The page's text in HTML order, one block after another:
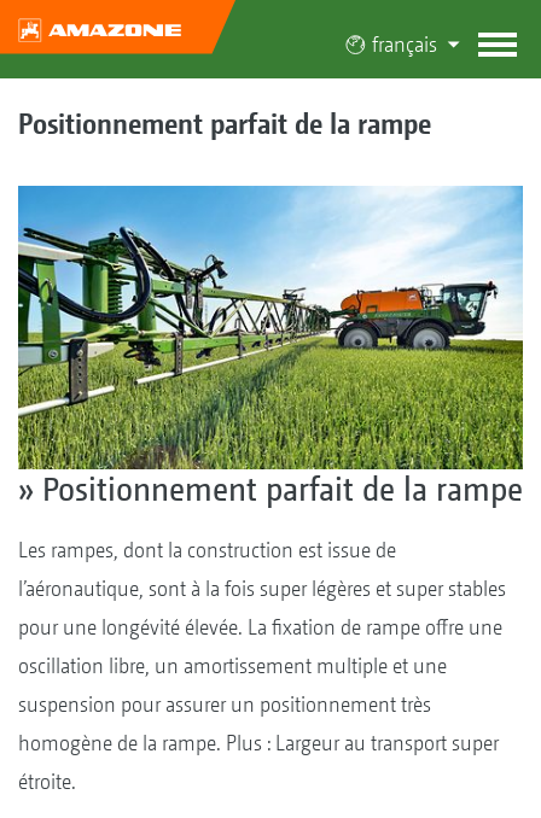
français
Positionnement parfait de la rampe
» Positionnement parfait de la rampe
Les rampes, dont la construction est issue de
l’aéronautique, sont à la fois super légères et super stables
pour une longévité élevée. La fixation de rampe offre une
oscillation libre, un amortissement multiple et une
suspension pour assurer un positionnement très
homogène de la rampe. Plus : Largeur au transport super
étroite.